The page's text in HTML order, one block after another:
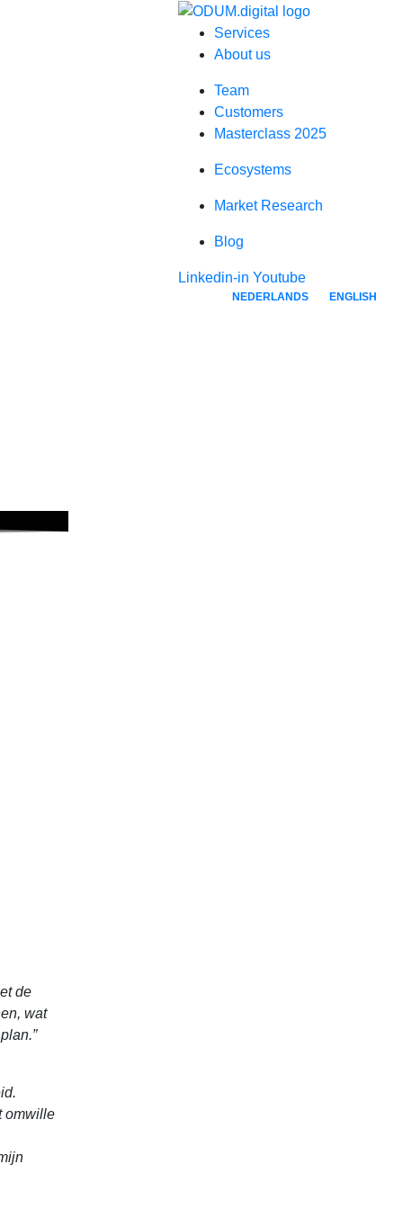
Services
About us
Team
Customers
Masterclass 2025
Ecosystems
Market Research
Blog
Linkedin-in Youtube
NEDERLANDS ENGLISH
de
wat
omwille